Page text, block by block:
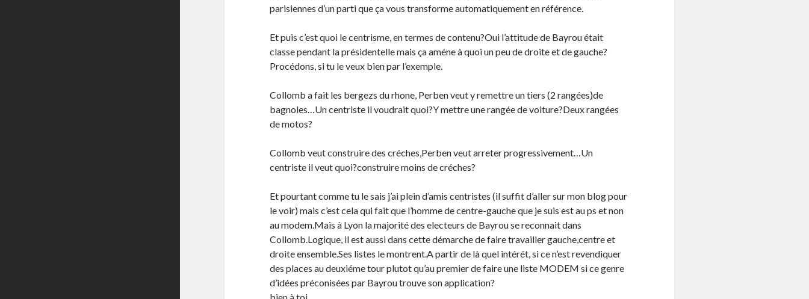
parisiennes d’un parti que ça vous transforme automatiquement en référence.
Et puis c’est quoi le centrisme, en termes de contenu?Oui l’attitude de Bayrou était
classe pendant la présidentelle mais ça améne à quoi un peu de droite et de gauche?
Procédons, si tu le veux bien par l’exemple.
Collomb a fait les bergezs du rhone, Perben veut y remettre un tiers (2 rangées)de
bagnoles…Un centriste il voudrait quoi?Y mettre une rangée de voiture?Deux rangées
de motos?
Collomb veut construire des créches,Perben veut arreter progressivement…Un
centriste il veut quoi?construire moins de créches?
Et pourtant comme tu le sais j’ai plein d’amis centristes (il suffit d’aller sur mon blog pour
le voir) mais c’est cela qui fait que l’homme de centre-gauche que je suis est au ps et non
au modem.Mais à Lyon la majorité des electeurs de Bayrou se reconnait dans
Collomb.Logique, il est aussi dans cette démarche de faire travailler gauche,centre et
droite ensemble.Ses listes le montrent.A partir de là quel intérét, si ce n’est revendiquer
des places au deuxiéme tour plutot qu’au premier de faire une liste MODEM si ce genre
d’idées préconisées par Bayrou trouve son application?